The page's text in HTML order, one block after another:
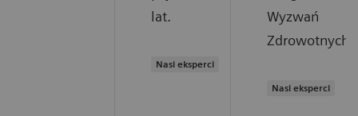
lat.
Nasi eksperci
Wyzwań
Zdrowotnych.
Nasi eksperci